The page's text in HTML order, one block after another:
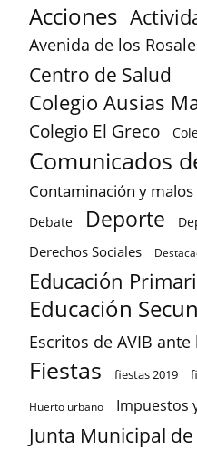
Acciones
Avenida de los
Centro de Salud
Colegio Ausias
Colegio El Greco
Comunicados
Contaminación y
Debate Deporte
Derechos Sociales
Educación
Educación
Escritos de AVIB
Fiestas fiestas 2019
Huerto urbano Impuestos
Junta Municipal